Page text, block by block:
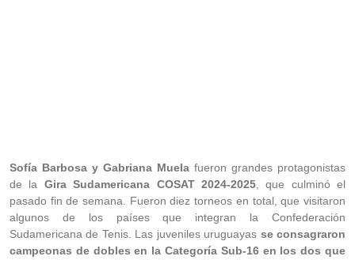
Sofía Barbosa y Gabriana Muela fueron grandes protagonistas
de la Gira Sudamericana COSAT 2024-2025, que culminó el
pasado fin de semana. Fueron diez torneos en total, que visitaron
algunos de los países que integran la Confederación
Sudamericana de Tenis. Las juveniles uruguayas se consagraron
campeonas de dobles en la Categoría Sub-16 en los dos que